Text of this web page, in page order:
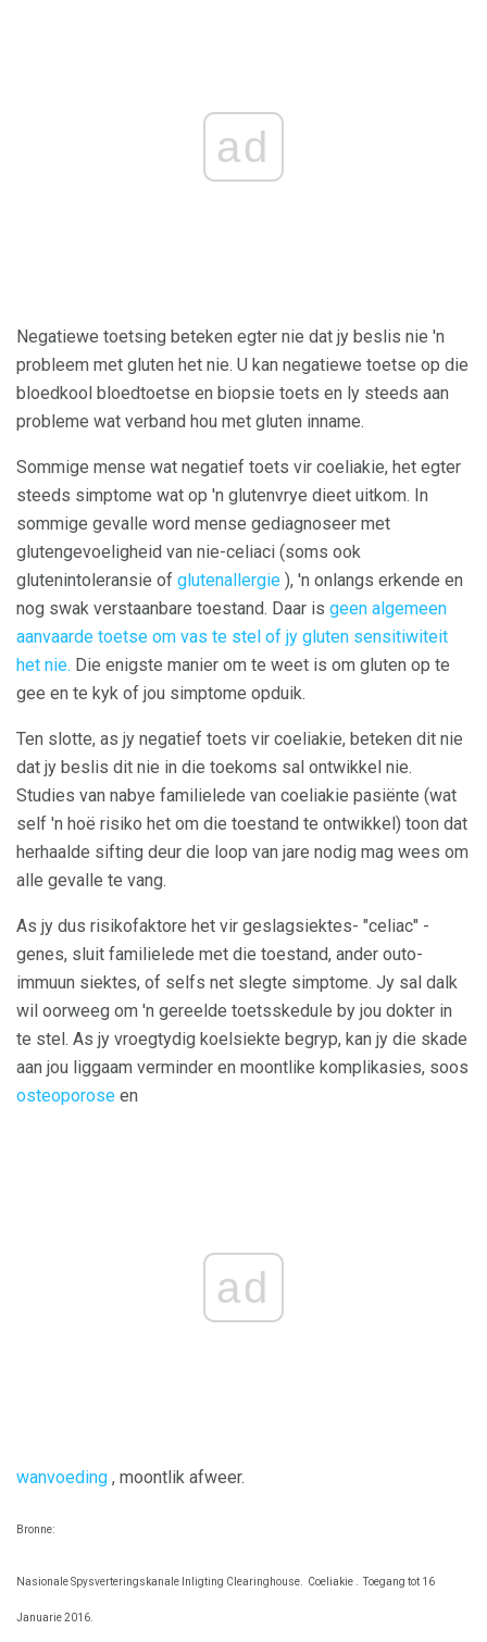
ad
Negatiewe toetsing beteken egter nie dat jy beslis nie 'n
probleem met gluten het nie. U kan negatiewe toetse op die
bloedkool bloedtoetse en biopsie toets en ly steeds aan
probleme wat verband hou met gluten inname.
Sommige mense wat negatief toets vir coeliakie, het egter
steeds simptome wat op 'n glutenvrye dieet uitkom. In
sommige gevalle word mense gediagnoseer met
glutengevoeligheid van nie-celiaci (soms ook
glutenintoleransie of glutenallergie ), 'n onlangs erkende en
nog swak verstaanbare toestand. Daar is geen algemeen
aanvaarde toetse om vas te stel of jy gluten sensitiwiteit
het nie. Die enigste manier om te weet is om gluten op te
gee en te kyk of jou simptome opduik.
Ten slotte, as jy negatief toets vir coeliakie, beteken dit nie
dat jy beslis dit nie in die toekoms sal ontwikkel nie.
Studies van nabye familielede van coeliakie pasiënte (wat
self 'n hoë risiko het om die toestand te ontwikkel) toon dat
herhaalde sifting deur die loop van jare nodig mag wees om
alle gevalle te vang.
As jy dus risikofaktore het vir geslagsiektes- "celiac" -
genes, sluit familielede met die toestand, ander outo-
immuun siektes, of selfs net slegte simptome. Jy sal dalk
wil oorweeg om 'n gereelde toetsskedule by jou dokter in
te stel. As jy vroegtydig koelsiekte begryp, kan jy die skade
aan jou liggaam verminder en moontlike komplikasies, soos
osteoporose en
ad
wanvoeding , moontlik afweer.
Bronne:
Nasionale Spysverteringskanale Inligting Clearinghouse. Coeliakie . Toegang tot 16
Januarie 2016.